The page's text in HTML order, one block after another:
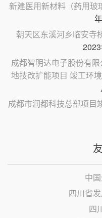
新建医用新材料（药用玻
朝天区东溪河乡临安寺
成都智明达电子股份有
地技改扩能项目 竣工环
成都市润都科技总部项目
中
四川省
四